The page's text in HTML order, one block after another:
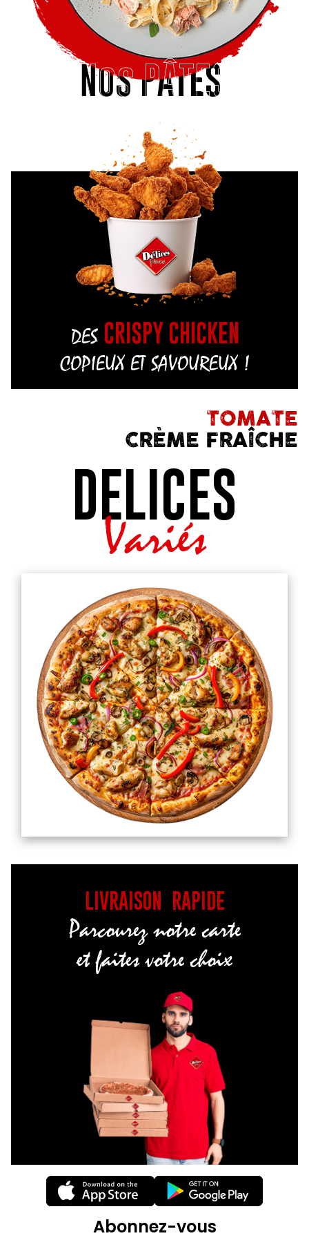
Nos PÂTES
DES CRISPY CHICKEN
COPIEUX ET SAVOUREUX !
TOMATE
CRÈME FRAÎCHE
DELICES
Variés
LIVRAISON RAPIDE
Parcourez notre carte
et faites votre choix
Abonnez-vous